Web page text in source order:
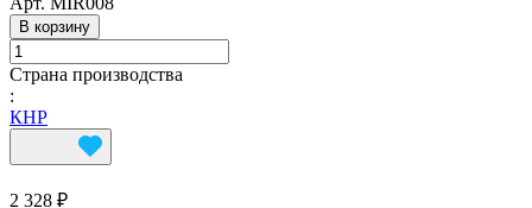
В корзину
Страна производства
:
КНР
2 328 ₽